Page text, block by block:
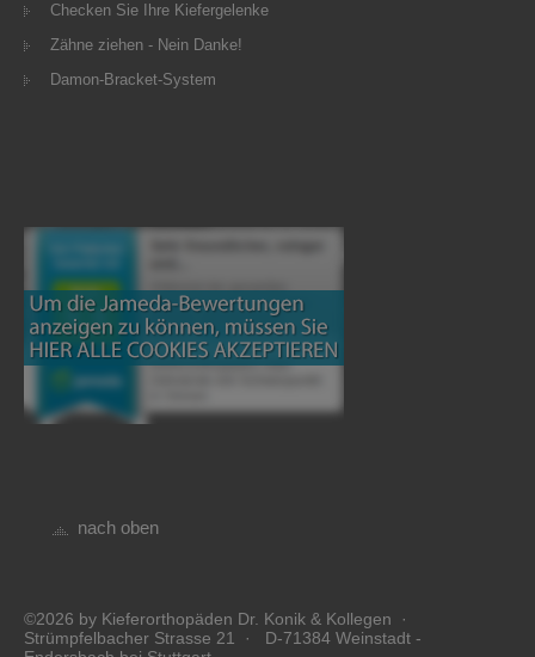
Checken Sie Ihre Kiefergelenke
Zähne ziehen - Nein Danke!
Damon-Bracket-System
nach oben
©2026 by Kieferorthopäden Dr. Konik & Kollegen ·
Strümpfelbacher Strasse 21 · D-71384 Weinstadt -